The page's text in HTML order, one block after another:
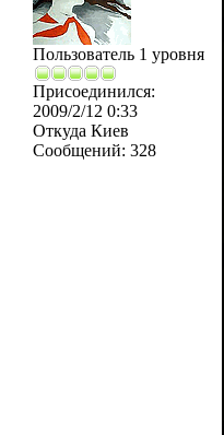
Пользователь 1 уровня
Присоединился:
2009/2/12 0:33
Откуда Киев
Сообщений: 328